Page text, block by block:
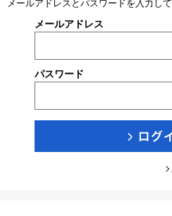
メールアドレスとパスワードを入力し
メールアドレス
パスワード